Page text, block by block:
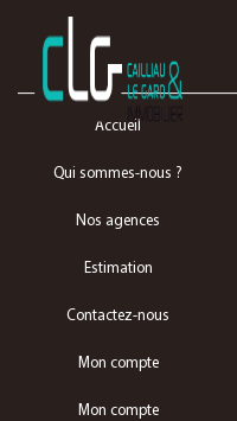
Accueil
Qui sommes-nous ?
Nos agences
Estimation
Contactez-nous
Mon compte
Mon compte